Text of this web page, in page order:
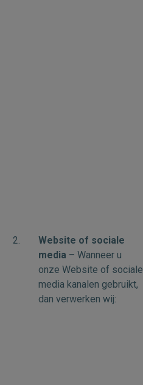
2.
Website of sociale
media – Wanneer u
onze Website of sociale
media kanalen gebruikt,
dan verwerken wij: